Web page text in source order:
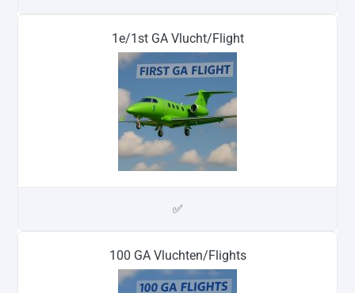
1e/1st GA Vlucht/Flight
✅
100 GA Vluchten/Flights